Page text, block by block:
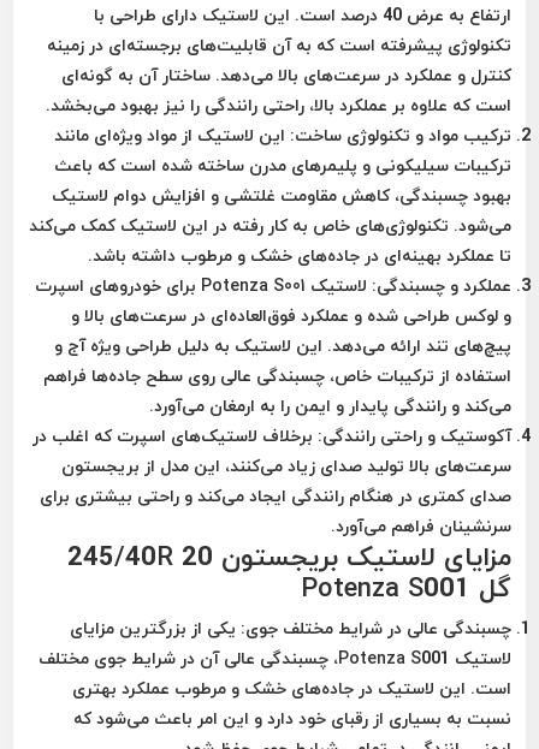
ارتفاع به عرض 40 درصد است. این لاستیک دارای طراحی با
تکنولوژی پیشرفته است که به آن قابلیت‌های برجسته‌ای در زمینه
کنترل و عملکرد در سرعت‌های بالا می‌دهد. ساختار آن به گونه‌ای
است که علاوه بر عملکرد بالا، راحتی رانندگی را نیز بهبود می‌بخشد.
ترکیب مواد و تکنولوژی ساخت: این لاستیک از مواد ویژه‌ای مانند
ترکیبات سیلیکونی و پلیمرهای مدرن ساخته شده است که باعث
بهبود چسبندگی، کاهش مقاومت غلتشی و افزایش دوام لاستیک
می‌شود. تکنولوژی‌های خاص به کار رفته در این لاستیک کمک می‌کند
تا عملکرد بهینه‌ای در جاده‌های خشک و مرطوب داشته باشد.
عملکرد و چسبندگی: لاستیک Potenza S001 برای خودروهای اسپرت
و لوکس طراحی شده و عملکرد فوق‌العاده‌ای در سرعت‌های بالا و
پیچ‌های تند ارائه می‌دهد. این لاستیک به دلیل طراحی ویژه آج و
استفاده از ترکیبات خاص، چسبندگی عالی روی سطح جاده‌ها فراهم
می‌کند و رانندگی پایدار و ایمن را به ارمغان می‌آورد.
آکوستیک و راحتی رانندگی: برخلاف لاستیک‌های اسپرت که اغلب در
سرعت‌های بالا تولید صدای زیاد می‌کنند، این مدل از بریجستون
صدای کمتری در هنگام رانندگی ایجاد می‌کند و راحتی بیشتری برای
سرنشینان فراهم می‌آورد.
مزایای لاستیک بریجستون 245/40R 20
گل Potenza S001
چسبندگی عالی در شرایط مختلف جوی: یکی از بزرگترین مزایای
لاستیک Potenza S001، چسبندگی عالی آن در شرایط جوی مختلف
است. این لاستیک در جاده‌های خشک و مرطوب عملکرد بهتری
نسبت به بسیاری از رقبای خود دارد و این امر باعث می‌شود که